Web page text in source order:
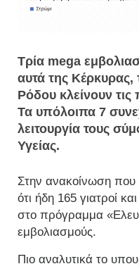
Tρία mega
αυτά της Κέρκυρας,
Ρόδου κλείνουν τις
Τα υπόλοιπα 7
λειτουργία τους
Υγείας.
Στην ανακοίνωση που
ότι ήδη 165 γιατροί
στο πρόγραμμα
εμβολιασμούς.
Πιο αναλυτικά το